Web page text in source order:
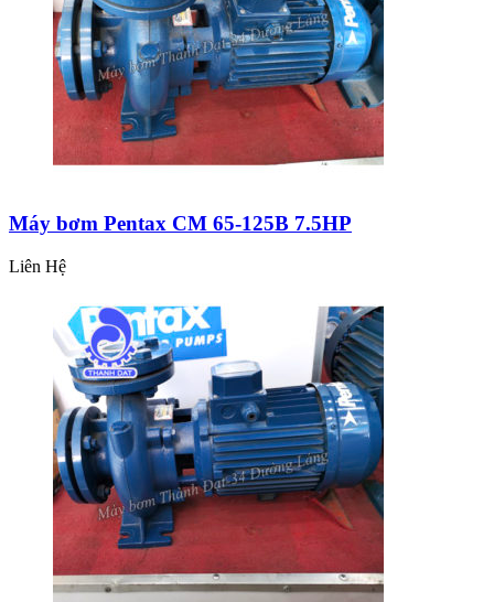
Máy bơm Pentax CM 65-125B 7.5HP
Liên Hệ